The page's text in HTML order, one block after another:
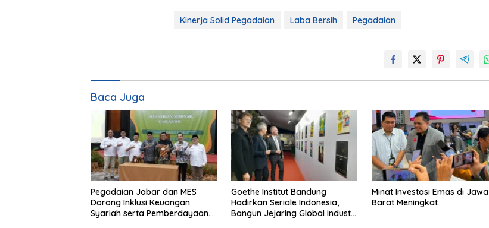
Kinerja Solid Pegadaian Laba Bersih Pegadaian
Baca Juga
Pegadaian Jabar dan MES
Dorong Inklusi Keuangan
Syariah serta Pemberdayaan
Goethe Institut Bandung
Hadirkan Seriale Indonesia,
Bangun Jejaring Global Industri
Minat Investasi Emas di Jawa
Barat Meningkat